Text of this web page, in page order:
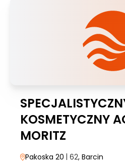
KOSMETYCZNY
MORITZ
Pakoska 20 | 62, Barcin